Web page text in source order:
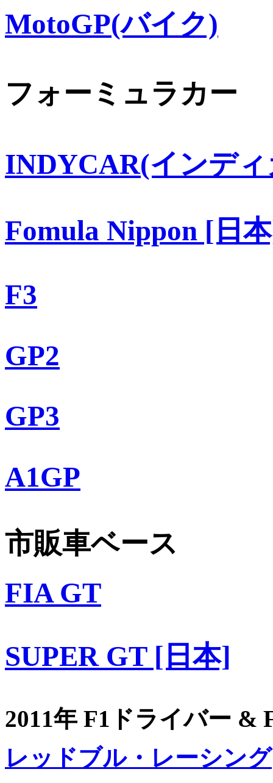
MotoGP(バイク)
フォーミュラカー
INDYCAR(インデ
Fomula Nippon [日
F3
GP2
GP3
A1GP
市販車ベース
FIA GT
SUPER GT [日本]
2011年 F1ドライバー &
レッドブル・レーシング